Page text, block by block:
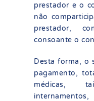
prestador e o
não
prestador,
consoante o
Desta forma, o
pagamento,
médicas,